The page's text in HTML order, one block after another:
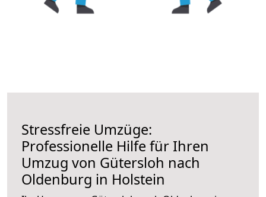
Stressfreie Umzüge:
Professionelle Hilfe für Ihren
Umzug von Gütersloh nach
Oldenburg in Holstein